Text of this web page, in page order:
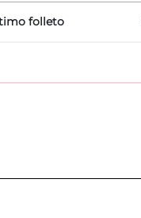
folleto